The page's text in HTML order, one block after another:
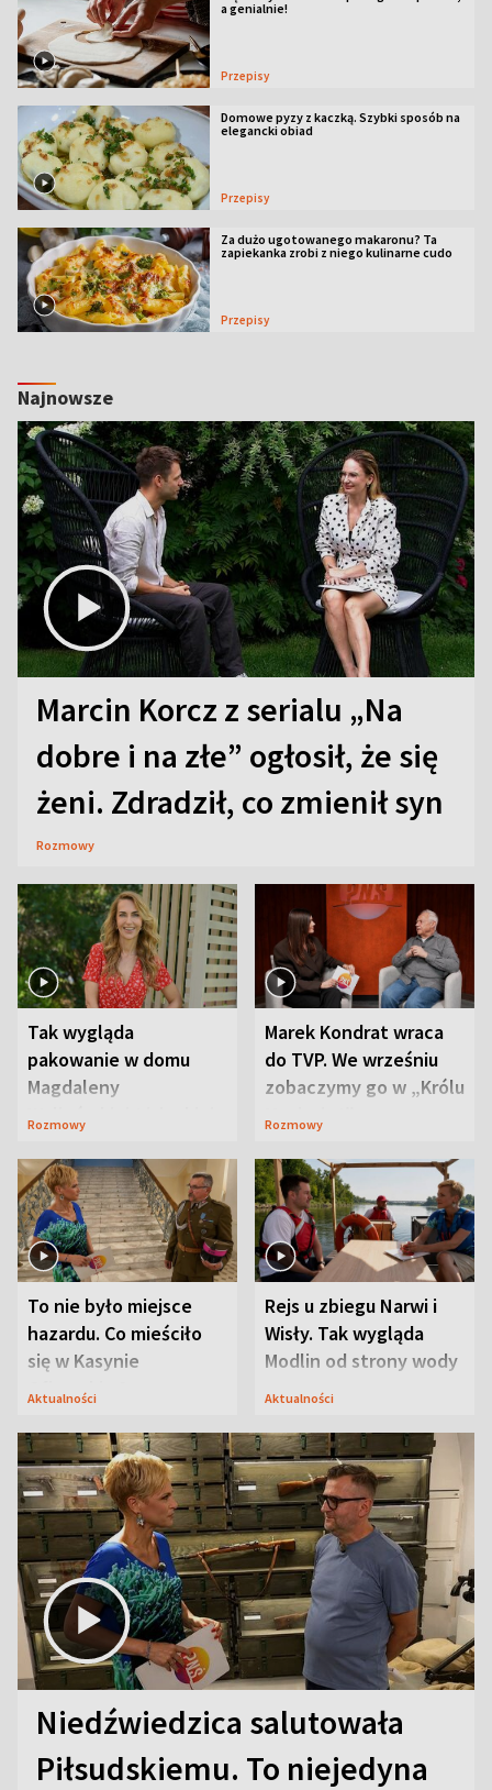
a genialnie!
Przepisy
Domowe pyzy z kaczką. Szybki sposób na
elegancki obiad
Przepisy
Za dużo ugotowanego makaronu? Ta
zapiekanka zrobi z niego kulinarne cudo
Przepisy
Najnowsze
Marcin Korcz z serialu „Na
dobre i na złe” ogłosił, że się
żeni. Zdradził, co zmienił syn
Rozmowy
Tak wygląda
pakowanie w domu
Magdaleny
Waligórskiej-Lisieckiej.
Rozmowy
Marek Kondrat wraca
do TVP. We wrześniu
zobaczymy go w „Królu
Maciusiu I”
Rozmowy
To nie było miejsce
hazardu. Co mieściło
się w Kasynie
Oficerskim?
Aktualności
Rejs u zbiegu Narwi i
Wisły. Tak wygląda
Modlin od strony wody
Aktualności
Niedźwiedzica salutowała
Piłsudskiemu. To niejedyna